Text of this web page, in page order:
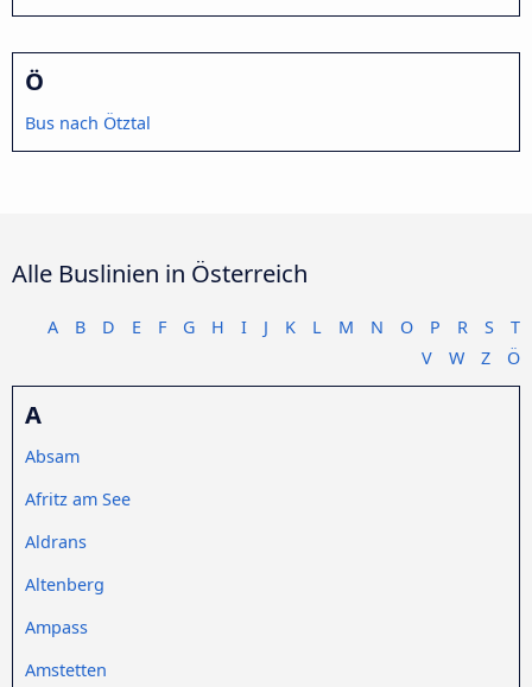
Ö
Bus nach Ötztal
Alle Buslinien in Österreich
A B D E F G H I J K L M N O P R S
T
V
W Z Ö
A
Absam
Afritz am See
Aldrans
Altenberg
Ampass
Amstetten